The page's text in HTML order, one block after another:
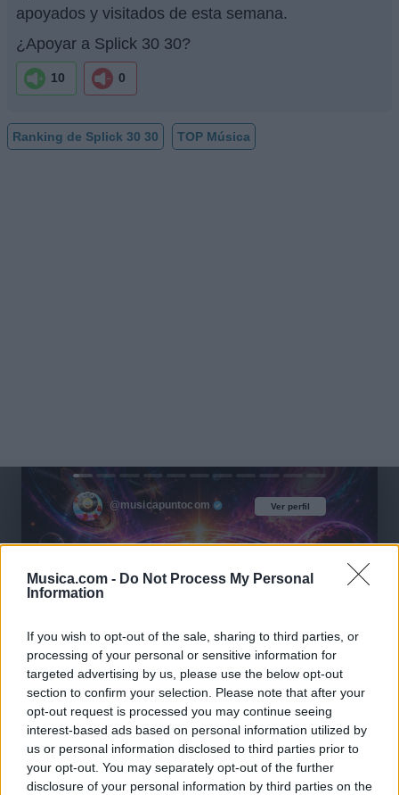
Musica.com - Do Not Process My Personal
Information
If you wish to opt-out of the sale, sharing to third parties, or
processing of your personal or sensitive information for
targeted advertising by us, please use the below opt-out
section to confirm your selection. Please note that after your
opt-out request is processed you may continue seeing
interest-based ads based on personal information utilized by
us or personal information disclosed to third parties prior to
your opt-out. You may separately opt-out of the further
disclosure of your personal information by third parties on the
apoyados y visitados de esta semana.
¿Apoyar a Splick 30 30?
10 0
Ranking de Splick 30 30 TOP Música
Ver perfil
@musicapuntocom Ver perfil